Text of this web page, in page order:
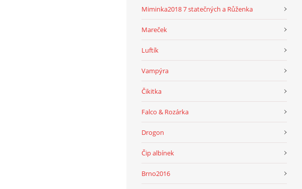
Miminka2018 7 statečných a Růženka
Mareček
Luftík
Vampýra
Čikitka
Falco & Rozárka
Drogon
Čip albínek
Brno2016